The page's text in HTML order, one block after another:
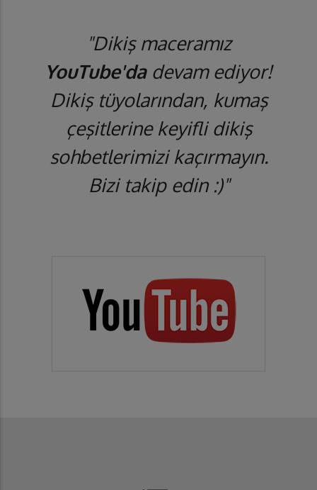
"Dikiş maceramız
YouTube'dadevam ediyor!
Dikiş tüyolarından, kumaş
çeşitlerine keyifli dikiş
sohbetlerimizi kaçırmayın.
Bizi takip edin :)"